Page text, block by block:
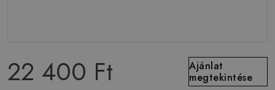
22 400 Ft
Ajánlat
megtekintése